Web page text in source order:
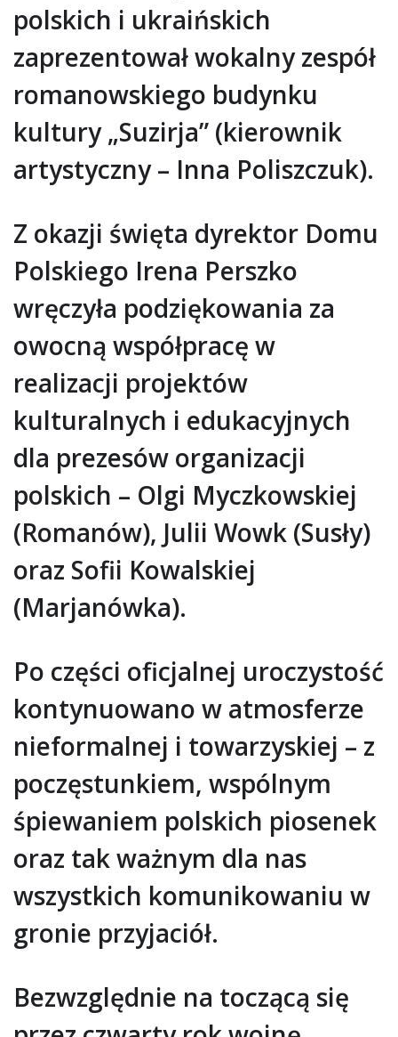
polskich i ukraińskich
zaprezentował wokalny zespół
romanowskiego budynku
kultury „Suzirja” (kierownik
artystyczny – Inna Poliszczuk).
Z okazji święta dyrektor Domu
Polskiego Irena Perszko
wręczyła podziękowania za
owocną współpracę w
realizacji projektów
kulturalnych i edukacyjnych
dla prezesów organizacji
polskich – Olgi Myczkowskiej
(Romanów), Julii Wowk (Susły)
oraz Sofii Kowalskiej
(Marjanówka).
Po części oficjalnej uroczystość
kontynuowano w atmosferze
nieformalnej i towarzyskiej – z
poczęstunkiem, wspólnym
śpiewaniem polskich piosenek
oraz tak ważnym dla nas
wszystkich komunikowaniu w
gronie przyjaciół.
Bezwzględnie na toczącą się